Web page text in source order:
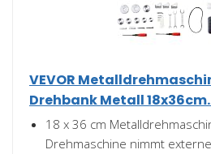
VEVOR
Drehbank Metall
18 x 36 cm
Drehmaschine nimmt